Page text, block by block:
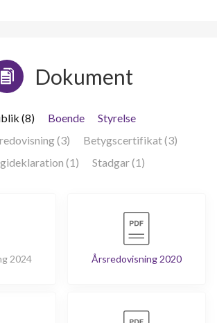
Dokument
(8) Boende
Styrelse
(3)
Betygscertifikat (3)
(1)
Stadgar (1)
2024 Årsredovisning 2020